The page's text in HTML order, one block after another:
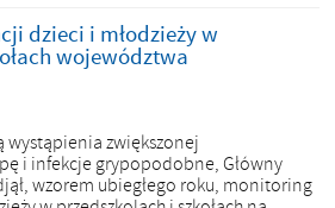
dzieci i młodzieży w
województwa
wystąpienia zwiększonej
i infekcje grypopodobne, Główny
wzorem ubiegłego roku, monitoring